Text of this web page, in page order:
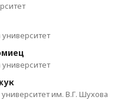
им. В.Г. Шухова